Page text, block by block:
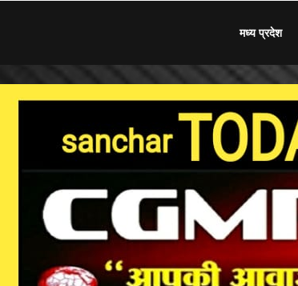
मध्य प्रदेश